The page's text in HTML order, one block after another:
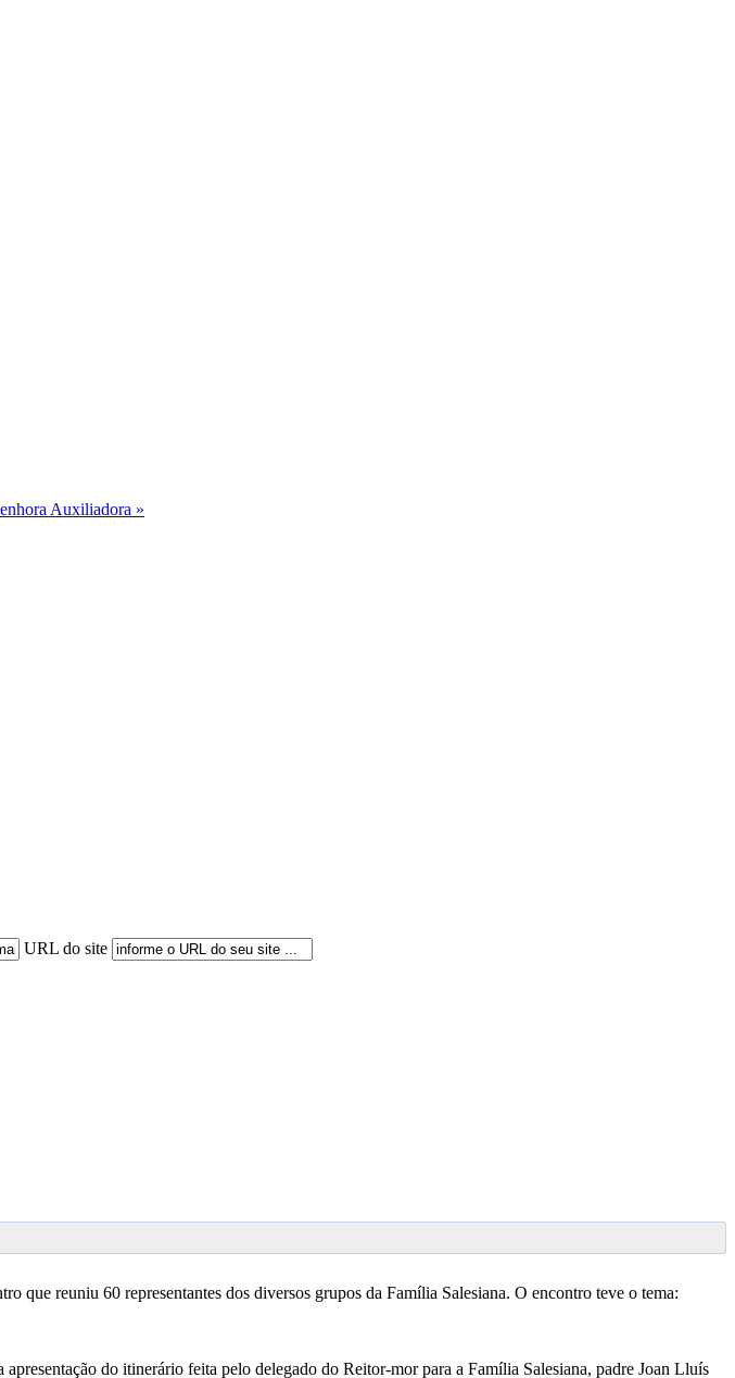
Auxiliadora »
URL do site
reuniu 60 representantes dos diversos grupos da Família Salesiana. O encontro teve o tema:
do itinerário feita pelo delegado do Reitor-mor para a Família Salesiana, padre Joan Lluís